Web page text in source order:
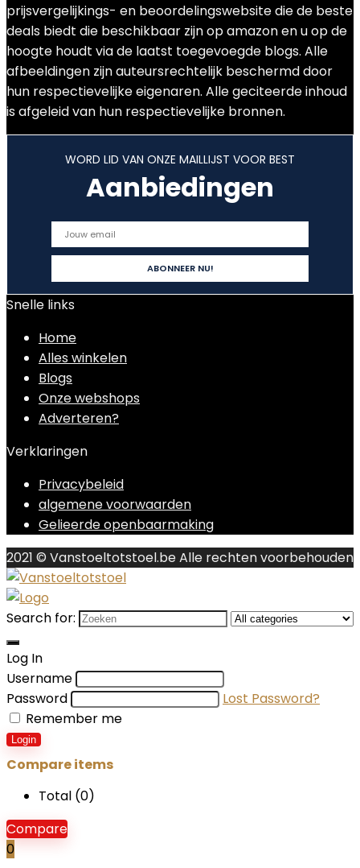
prijsvergelijkings- en beoordelingswebsite die de beste
deals biedt die beschikbaar zijn op amazon en u op de
hoogte houdt via de laatst toegevoegde blogs. Alle
afbeeldingen zijn auteursrechtelijk beschermd door
hun respectievelijke eigenaren. Alle geciteerde inhoud
is afgeleid van hun respectievelijke bronnen.
WORD LID VAN ONZE MAILLIJST VOOR BEST
Aanbiedingen
Snelle links
Home
Alles winkelen
Blogs
Onze webshops
Adverteren?
Verklaringen
Privacybeleid
algemene voorwaarden
Gelieerde openbaarmaking
2021 © Vanstoeltotstoel.be Alle rechten voorbehouden
Search for:
Log In
Username
Password
Lost Password?
Remember me
Login
Compare items
Total (0)
Compare
0